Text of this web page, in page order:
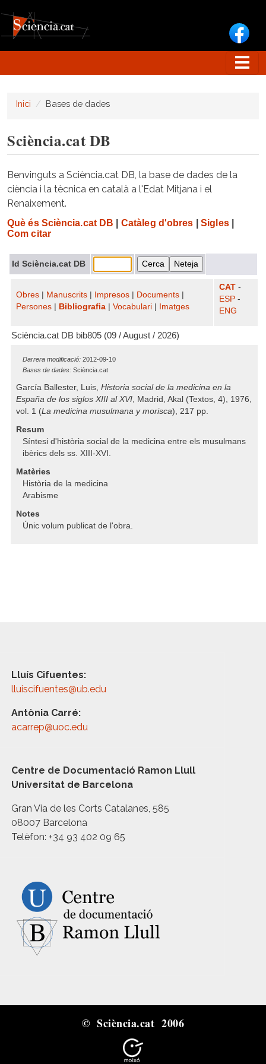
Inici Bases de dades
Sciència.cat DB
Benvinguts a Sciència.cat DB, la base de dades de la
ciència i la tècnica en català a l'Edat Mitjana i el
Renaixement.
Què és Sciència.cat DB Catàleg d'obres Sigles|
Com citar
Id Sciència.cat DB
Obres Manuscrits Impresos Documents
Persones
Bibliografia Vocabulari Imatges
CAT -
ESP -
ENG
Sciència.cat DB bib805 (09 / August / 2026)
Darrera modificació: 2012-09-10
Bases de dades: Sciència.cat
García Ballester, Luis, Historia social de la medicina en la
España de los siglos XIII al XVI, Madrid, Akal (Textos, 4), 1976,
vol. 1 (La medicina musulmana y morisca), 217 pp.
Resum
Síntesi d'història social de la medicina entre els musulmans
ibèrics dels ss. XIII-XVI.
Matèries
Història de la medicina
Arabisme
Notes
Únic volum publicat de l'obra.
Lluís Cifuentes:
lluiscifuentes@ub.edu
Antònia Carré:
acarrep@uoc.edu
Centre de Documentació Ramon Llull
Universitat de Barcelona
Gran Via de les Corts Catalanes, 585
08007 Barcelona
Telèfon: +34 93 402 09 65
© Sciència.cat 2006